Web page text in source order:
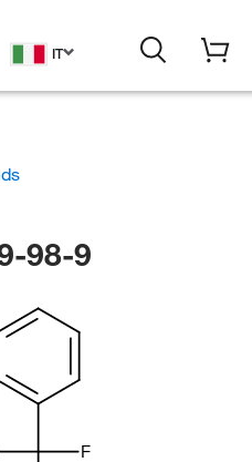
IT
98-9
F